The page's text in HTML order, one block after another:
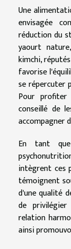
Une
envisagée
réduction du
yaourt
kimchi,
favorise
se répercuter
Pour
conseillé de
accompagner
En tant
intègrent ces
témoignent
d'une qualité
de
relation
ainsi